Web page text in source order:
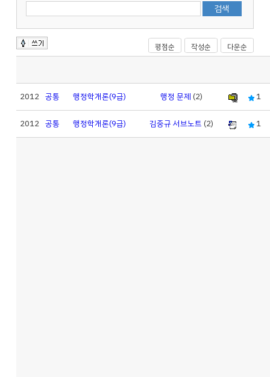
평점순 작성순 다운순
2012 공통 행정학개론(9급) 행정 문제 (2) 1
2012 공통 행정학개론(9급) 김중규 서브노트 (2) 1